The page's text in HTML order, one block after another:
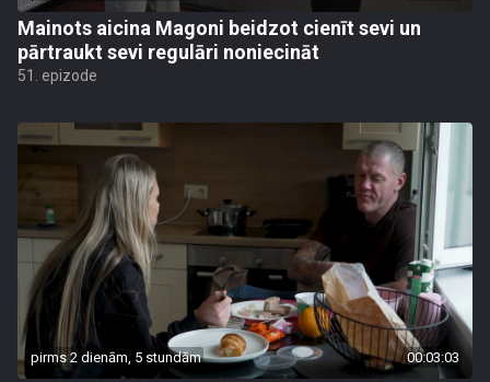
Mainots aicina Magoni beidzot cienīt sevi un
pārtraukt sevi regulāri noniecināt
51. epizode
pirms 2 dienām, 5 stundām 00:03:03